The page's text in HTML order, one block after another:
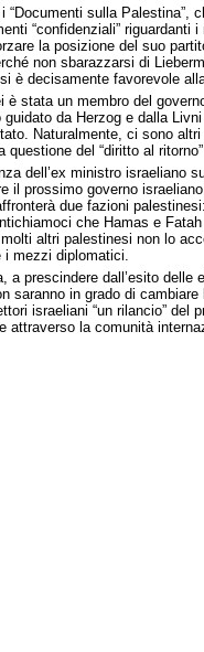
sulla Palestina”,
“confidenziali”
la posizione del suo
non sbarazzarsi di
è decisamente favorevole
stata un membro del
da Herzog e dalla
Naturalmente, ci sono
del “diritto al
dell’ex ministro
prossimo governo
due fazioni
che Hamas e
altri palestinesi non lo
i mezzi diplomatici.
a prescindere dall’esito
in grado di
israeliani “un rilancio”
la comunità